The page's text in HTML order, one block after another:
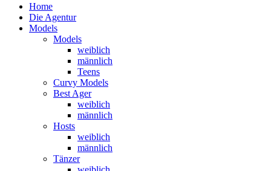
Home
Die Agentur
Models
Models
weiblich
männlich
Teens
Curvy Models
Best Ager
weiblich
männlich
Hosts
weiblich
männlich
Tänzer